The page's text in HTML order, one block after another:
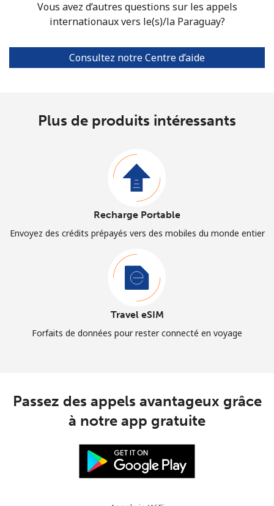
Vous avez d’autres questions sur les appels
internationaux vers le(s)/la Paraguay?
Consultez notre Centre d’aide
Plus de produits intéressants
Recharge Portable
Envoyez des crédits prépayés vers des mobiles du monde entier
Travel eSIM
Forfaits de données pour rester connecté en voyage
Passez des appels avantageux grâce
à notre app gratuite